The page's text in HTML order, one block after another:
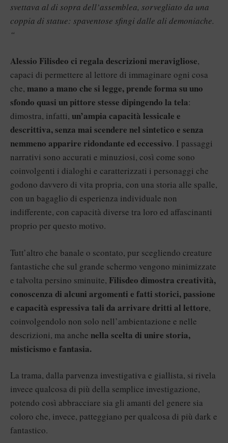
svettava al di sopra dell’assemblea, sorvegliato da una
coppia di statue: spaventose sfingi dalle ali demoniache.
“
Alessio Filisdeo ci regala descrizioni meravigliose,
capaci di permettere al lettore di immaginare ogni cosa
che, mano a mano che si legge, prende forma su uno
sfondo quasi un pittore stesse dipingendo la tela:
dimostra, infatti, un’ampia capacità lessicale e
descrittiva, senza mai scendere nel sintetico e senza
nemmeno apparire ridondante ed eccessivo. I passaggi
narrativi sono accurati e minuziosi, così come sono
coinvolgenti i dialoghi e caratterizzati i personaggi che
godono davvero di vita propria, con una storia alle spalle,
con un bagaglio di esperienza individuale non
indifferente, con capacità diverse tra loro ed affascinanti
proprio per questo motivo.
Tutt’altro che banale o scontato, pur scegliendo creature
fantastiche che sul grande schermo vengono minimizzate
e talvolta persino sminuite, Filisdeo dimostra creatività,
conoscenza di alcuni argomenti e fatti storici, passione
e capacità espressiva tali da arrivare dritti al lettore,
coinvolgendolo non solo nell’ambientazione e nelle
descrizioni, ma anche nella scelta di unire storia,
misticismo e fantasia.
La trama, dalla parvenza investigativa e giallista, si rivela
invece qualcosa di più della semplice investigazione,
potendo così abbracciare sia gli amanti del genere sia
coloro che, invece, patteggiano per qualcosa di più dark e
fantastico.